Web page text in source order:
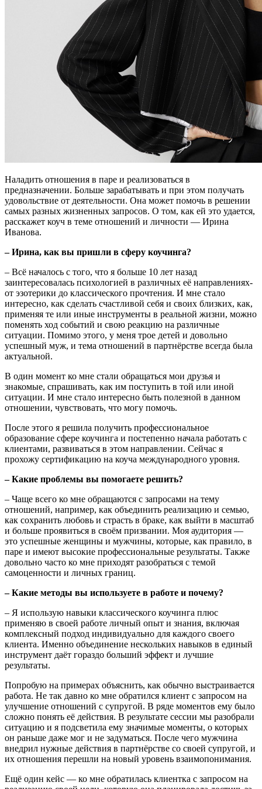
Наладить отношения в паре и реализоваться в
предназначении. Больше зарабатывать и при этом получать
удовольствие от деятельности. Она может помочь в решении
самых разных жизненных запросов. О том, как ей это удается,
расскажет коуч в теме отношений и личности — Ирина
Иванова.
– Ирина, как вы пришли в сферу коучинга?
– Всё началось с того, что я больше 10 лет назад
заинтересовалась психологией в различных её направлениях-
от эзотерики до классического прочтения. И мне стало
интересно, как сделать счастливой себя и своих близких, как,
применяя те или иные инструменты в реальной жизни, можно
поменять ход событий и свою реакцию на различные
ситуации. Помимо этого, у меня трое детей и довольно
успешный муж, и тема отношений в партнёрстве всегда была
актуальной.
В один момент ко мне стали обращаться мои друзья и
знакомые, спрашивать, как им поступить в той или иной
ситуации. И мне стало интересно быть полезной в данном
отношении, чувствовать, что могу помочь.
После этого я решила получить профессиональное
образование сфере коучинга и постепенно начала работать с
клиентами, развиваться в этом направлении. Сейчас я
прохожу сертификацию на коуча международного уровня.
– Какие проблемы вы помогаете решить?
– Чаще всего ко мне обращаются с запросами на тему
отношений, например, как объединить реализацию и семью,
как сохранить любовь и страсть в браке, как выйти в масштаб
и больше проявиться в своём призвании. Моя аудитория —
это успешные женщины и мужчины, которые, как правило, в
паре и имеют высокие профессиональные результаты. Также
довольно часто ко мне приходят разобраться с темой
самоценности и личных границ.
– Какие методы вы используете в работе и почему?
– Я использую навыки классического коучинга плюс
применяю в своей работе личный опыт и знания, включая
комплексный подход индивидуально для каждого своего
клиента. Именно объединение нескольких навыков в единый
инструмент даёт гораздо больший эффект и лучшие
результаты.
Попробую на примерах объяснить, как обычно выстраивается
работа. Не так давно ко мне обратился клиент с запросом на
улучшение отношений с супругой. В ряде моментов ему было
сложно понять её действия. В результате сессии мы разобрали
ситуацию и я подсветила ему значимые моменты, о которых
он раньше даже мог и не задуматься. После чего мужчина
внедрил нужные действия в партнёрстве со своей супругой, и
их отношения перешли на новый уровень взаимопонимания.
Ещё один кейс — ко мне обратилась клиентка с запросом на